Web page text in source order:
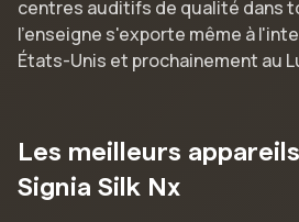
centres auditifs de qualité dans
l'enseigne s'exporte même à
États-Unis et prochainement au
Les meilleurs
Signia Silk Nx